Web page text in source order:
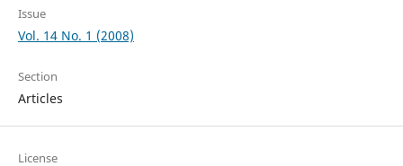
Issue
Vol. 14 No. 1 (2008)
Section
Articles
License